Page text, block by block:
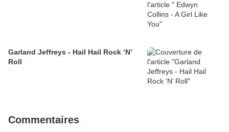
Garland Jeffreys - Hail Hail Rock ‘N’
Roll
Commentaires